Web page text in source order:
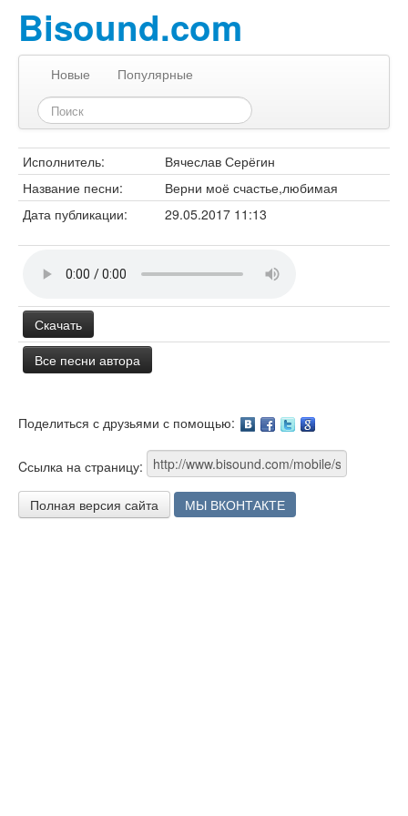
Bisound.com
Новые Популярные
Исполнитель:
Вячеслав Серёгин
Название песни:
Верни моё счастье,любимая
Дата публикации:
29.05.2017 11:13
Скачать
Все песни автора
Поделиться с друзьями с помощью:
Cсылка на страницу:
Полная версия сайта МЫ ВКОНТАКТЕ